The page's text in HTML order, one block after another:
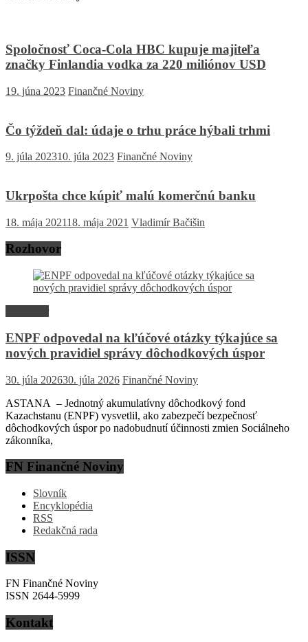
Spoločnosť Coca-Cola HBC kupuje majiteľa
značky Finlandia vodka za 220 miliónov USD
19. júna 2023 Finančné Noviny
Čo týždeň dal: údaje o trhu práce hýbali trhmi
9. júla 202310. júla 2023 Finančné Noviny
Ukrpošta chce kúpiť malú komerčnú banku
18. mája 202118. mája 2021 Vladimír Bačišin
Rozhovor
ENPF odpovedal na kľúčové otázky týkajúce sa
nových pravidiel správy dôchodkových úspor
30. júla 202630. júla 2026 Finančné Noviny
ASTANA – Jednotný akumulatívny dôchodkový fond
Kazachstanu (ENPF) vysvetlil, ako zabezpečí bezpečnosť
dôchodkových úspor po nadobudnutí účinnosti zmien Sociálneho
zákonníka,
FN Finančné Noviny
Slovník
Encyklopédia
RSS
Redakčná rada
ISSN
FN Finančné Noviny
ISSN 2644-5999
Kontakt